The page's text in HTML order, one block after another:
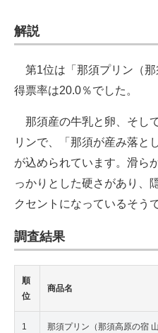
解説
第1位は「那須プリン（那
得票率は20.0％でした。
那須産の牛乳と卵、そし
リンで、「那須が産み落と
が込められています。滑ら
っかりとした硬さがあり、
クセントになっているそう
調査結果
順
位
商品名
1 那須プリン（那須高原の宿 山